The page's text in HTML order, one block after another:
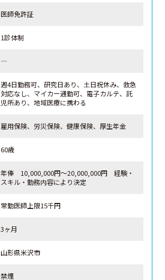
医師免許証
1診体制
―
週4日勤務可、研究日あり、土日祝休み、救急
対応なし、マイカー通勤可、電子カルテ、託
児所あり、地域医療に携わる
雇用保険、労災保険、健康保険、厚生年金
60歳
年俸 10,000,000円～20,000,000円 経験・
スキル・勤務内容により決定
常勤医師上限15千円
3ヶ月
山形県米沢市
禁煙